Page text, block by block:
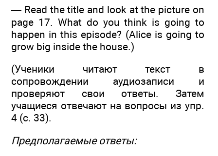
— Read the title and look at the picture on
page 17. What do you think is going to
happen in this episode? (Alice is going to
grow big inside the house.)
(Ученики читают текст в
сопровождении аудиозаписи и
проверяют свои ответы. Затем
учащиеся отвечают на вопросы из упр.
4 (с. 33).
Предполагаемые ответы: